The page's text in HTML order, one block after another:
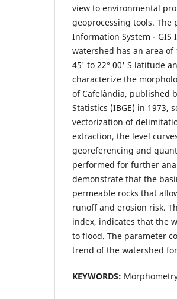
view to environmental
geoprocessing tools. The
Information System - GIS
watershed has an area of
45' to 22° 00' S latitude
characterize the
of Cafelândia, published
Statistics (IBGE) in 1973,
vectorization of
extraction, the level
georeferencing and
performed for further
demonstrate that the
permeable rocks that
runoff and erosion risk.
index, indicates that the
to flood. The parameter
trend of the watershed
KEYWORDS: